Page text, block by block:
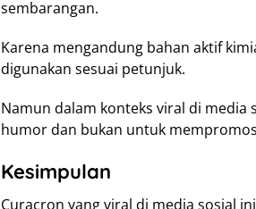
sembarangan.
Karena mengandung bahan aktif
digunakan sesuai petunjuk.
Namun dalam konteks viral di media
humor dan bukan untuk
Kesimpulan
Curacron yang viral di media sosial